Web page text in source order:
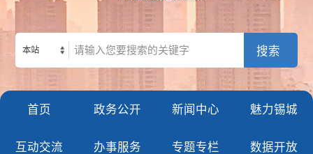
本站
首页 政务公开 新闻中心 魅力锡城
互动交流 办事服务 专题专栏 数据开放